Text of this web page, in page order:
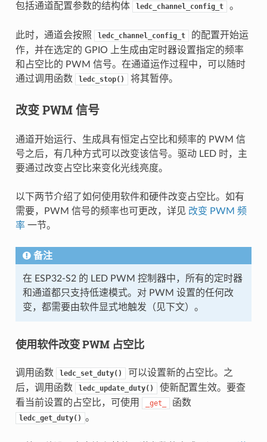
包括通道配置参数的结构体
ledc_channel_config_t 。
此时，通道会按照 ledc_channel_config_t
的配置开始运
作，并在选定的 GPIO 上生成由定时器设置指定的频率
和占空比的 PWM 信号。在通道运作过程中，可以随时
通过调用函数
ledc_stop() 将其暂停。
改变 PWM 信号
通道开始运行、生成具有恒定占空比和频率的 PWM 信
号之后，有几种方式可以改变该信号。驱动 LED 时，主
要通过改变占空比来变化光线亮度。
以下两节介绍了如何使用软件和硬件改变占空比。如有
需要，PWM 信号的频率也可更改，详见 改变 PWM 频
率一节。
备注
在 ESP32-S2 的 LED PWM 控制器中，所有的定时器
和通道都只支持低速模式。对 PWM 设置的任何改
变，都需要由软件显式地触发（见下文）。
使用软件改变 PWM 占空比
调用函数 ledc_set_duty()
可以设置新的占空比。之
后，调用函数
ledc_update_duty()
使新配置生效。要查
看当前设置的占空比，可使用
_get_ 函数
ledc_get_duty() 。